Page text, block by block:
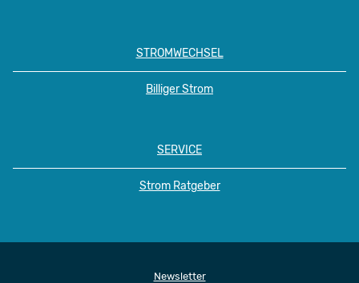
STROMWECHSEL
Billiger Strom
SERVICE
Strom Ratgeber
Newsletter